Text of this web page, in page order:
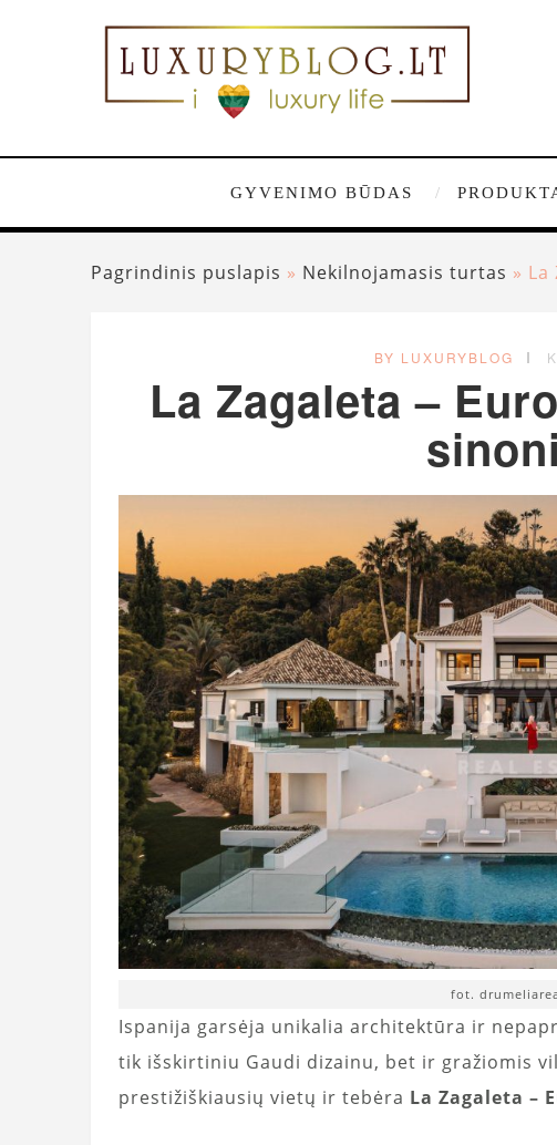
GYVENIMO BŪDAS
Pagrindinis puslapis » Nekilnojamasis turtas » La
BY LUXURYBLOG
La Zagaleta –
fot.
Ispanija garsėja unikalia architektūra ir
tik išskirtiniu Gaudi dizainu, bet ir gražiomis
prestižiškiausių vietų ir tebėra La Zagaleta –